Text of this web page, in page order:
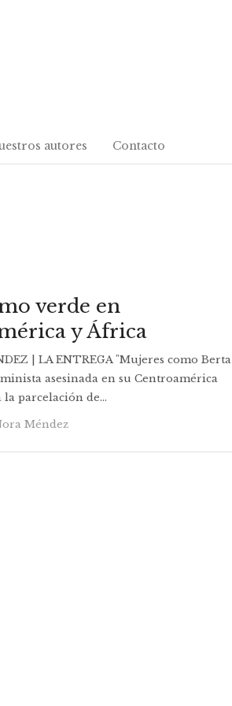
autores Contacto
verde en
y África
| LA ENTREGA "Mujeres como Berta
asesinada en su Centroamérica
la parcelación de…
Méndez